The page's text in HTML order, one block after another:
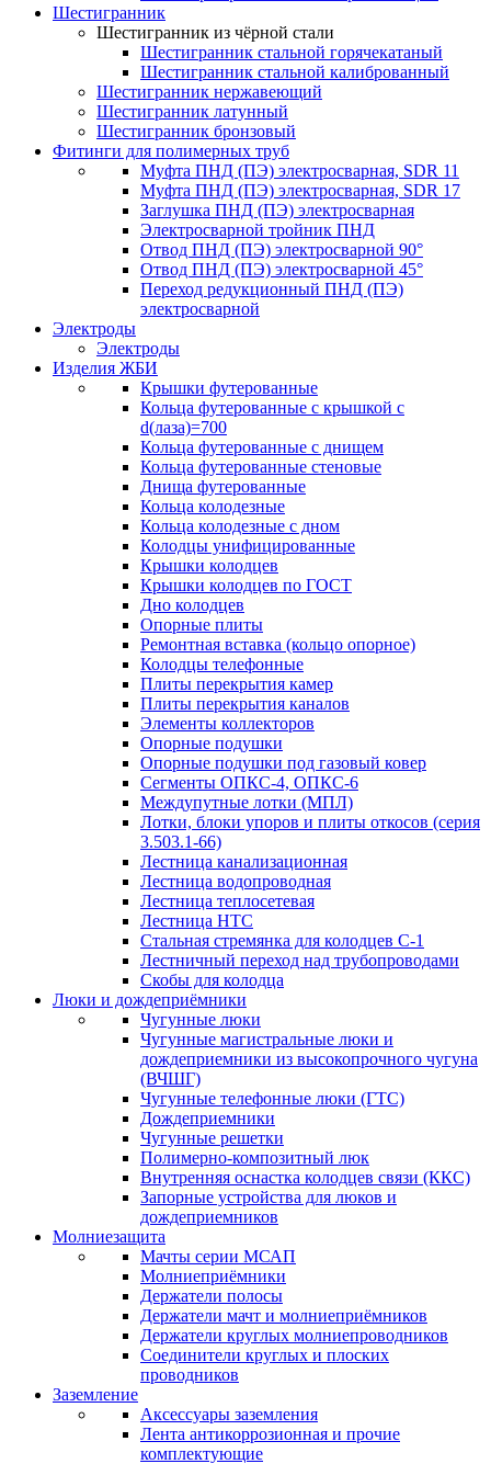
Шестигранник
Шестигранник из чёрной стали
Шестигранник стальной горячекатаный
Шестигранник стальной калиброванный
Шестигранник нержавеющий
Шестигранник латунный
Шестигранник бронзовый
Фитинги для полимерных труб
Муфта ПНД (ПЭ) электросварная, SDR 11
Муфта ПНД (ПЭ) электросварная, SDR 17
Заглушка ПНД (ПЭ) электросварная
Электросварной тройник ПНД
Отвод ПНД (ПЭ) электросварной 90°
Отвод ПНД (ПЭ) электросварной 45°
Переход редукционный ПНД (ПЭ)
электросварной
Электроды
Электроды
Изделия ЖБИ
Крышки футерованные
Кольца футерованные с крышкой с
d(лаза)=700
Кольца футерованные с днищем
Кольца футерованные стеновые
Днища футерованные
Кольца колодезные
Кольца колодезные с дном
Колодцы унифицированные
Крышки колодцев
Крышки колодцев по ГОСТ
Дно колодцев
Опорные плиты
Ремонтная вставка (кольцо опорное)
Колодцы телефонные
Плиты перекрытия камер
Плиты перекрытия каналов
Элементы коллекторов
Опорные подушки
Опорные подушки под газовый ковер
Сегменты ОПКС-4, ОПКС-6
Междупутные лотки (МПЛ)
Лотки, блоки упоров и плиты откосов (серия
3.503.1-66)
Лестница канализационная
Лестница водопроводная
Лестница теплосетевая
Лестница НТС
Стальная стремянка для колодцев С-1
Лестничный переход над трубопроводами
Скобы для колодца
Люки и дождеприёмники
Чугунные люки
Чугунные магистральные люки и
дождеприемники из высокопрочного чугуна
(ВЧШГ)
Чугунные телефонные люки (ГТС)
Дождеприемники
Чугунные решетки
Полимерно-композитный люк
Внутренняя оснастка колодцев связи (ККС)
Запорные устройства для люков и
дождеприемников
Молниезащита
Мачты серии МСАП
Молниеприёмники
Держатели полосы
Держатели мачт и молниеприёмников
Держатели круглых молниепроводников
Cоединители круглых и плоских
проводников
Заземление
Аксессуары заземления
Лента антикоррозионная и прочие
комплектующие